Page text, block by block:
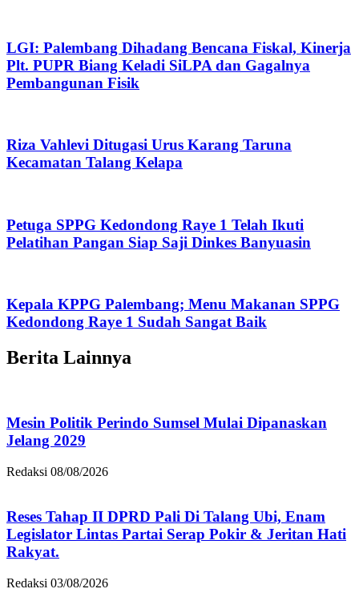
LGI: Palembang Dihadang Bencana Fiskal, Kinerja
Plt. PUPR Biang Keladi SiLPA dan Gagalnya
Pembangunan Fisik
Riza Vahlevi Ditugasi Urus Karang Taruna
Kecamatan Talang Kelapa
Petuga SPPG Kedondong Raye 1 Telah Ikuti
Pelatihan Pangan Siap Saji Dinkes Banyuasin
Kepala KPPG Palembang; Menu Makanan SPPG
Kedondong Raye 1 Sudah Sangat Baik
Berita Lainnya
Mesin Politik Perindo Sumsel Mulai Dipanaskan
Jelang 2029
Redaksi 08/08/2026
Reses Tahap II DPRD Pali Di Talang Ubi, Enam
Legislator Lintas Partai Serap Pokir & Jeritan Hati
Rakyat.
Redaksi 03/08/2026